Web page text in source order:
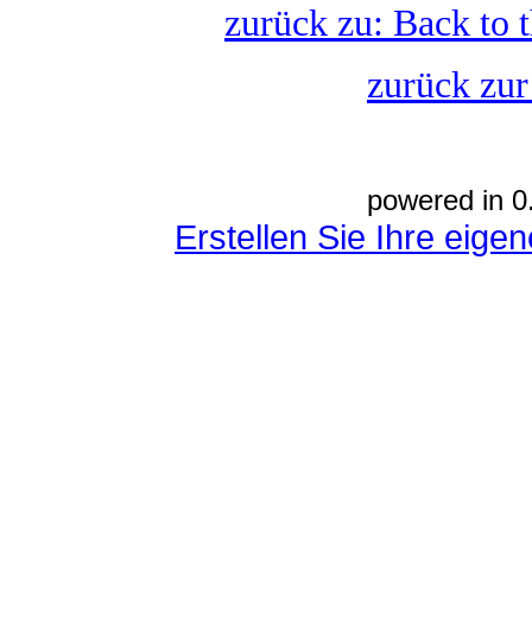
zurück zu: Back to
zurück
powered in
Erstellen Sie Ihre